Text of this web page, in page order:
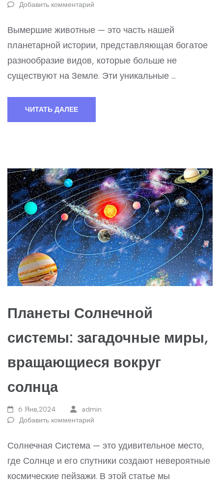
Добавить комментарий
Вымершие животные — это часть нашей
планетарной истории, представляющая богатое
разнообразие видов, которые больше не
существуют на Земле. Эти уникальные …
ЧИТАТЬ ДАЛЕЕ
Планеты Солнечной
системы: загадочные миры,
вращающиеся вокруг
солнца
6 Янв,2024
admin
Добавить комментарий
Солнечная Система — это удивительное место,
где Солнце и его спутники создают невероятные
космические пейзажи. В этой статье мы